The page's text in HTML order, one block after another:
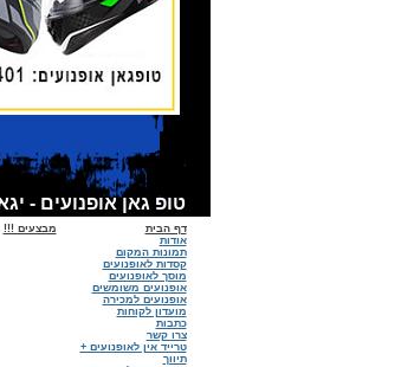
טופ גאן אופנועים - יגאל אלון 122 ת''א - אופנועים למכירה, קסדות לאופנועים, אביזרים לאופנועים -
דף הבית
אודות
תמונות המקום
קסדות לאופנועים
מוסך לאופנועים
אופנועים משומשים
אופנועים למכירה
מועדון לקוחות
כתבות
צרו קשר
טרייד אין לאופנועים +
תיווך
מבצעים !!!